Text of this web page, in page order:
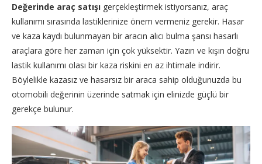
Değerinde araç satışı gerçekleştirmek istiyorsanız, araç
kullanımı sırasında lastiklerinize önem vermeniz gerekir. Hasar
ve kaza kaydı bulunmayan bir aracın alıcı bulma şansı hasarlı
araçlara göre her zaman için çok yüksektir. Yazın ve kışın doğru
lastik kullanımı olası bir kaza riskini en az ihtimale indirir.
Böylelikle kazasız ve hasarsız bir araca sahip olduğunuzda bu
otomobili değerinin üzerinde satmak için elinizde güçlü bir
gerekçe bulunur.